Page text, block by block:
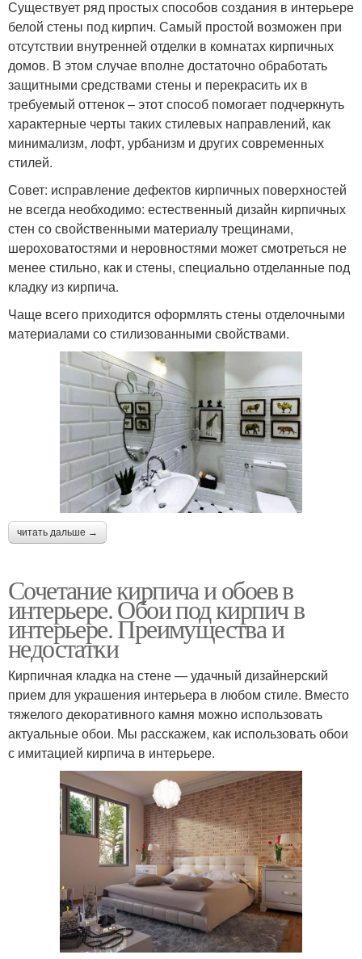
Существует ряд простых способов создания в интерьере
белой стены под кирпич. Самый простой возможен при
отсутствии внутренней отделки в комнатах кирпичных
домов. В этом случае вполне достаточно обработать
защитными средствами стены и перекрасить их в
требуемый оттенок – этот способ помогает подчеркнуть
характерные черты таких стилевых направлений, как
минимализм, лофт, урбанизм и других современных
стилей.
Совет: исправление дефектов кирпичных поверхностей
не всегда необходимо: естественный дизайн кирпичных
стен со свойственными материалу трещинами,
шероховатостями и неровностями может смотреться не
менее стильно, как и стены, специально отделанные под
кладку из кирпича.
Чаще всего приходится оформлять стены отделочными
материалами со стилизованными свойствами.
читать дальше →
Сочетание кирпича и обоев в
интерьере. Обои под кирпич в
интерьере. Преимущества и
недостатки
Кирпичная кладка на стене — удачный дизайнерский
прием для украшения интерьера в любом стиле. Вместо
тяжелого декоративного камня можно использовать
актуальные обои. Мы расскажем, как использовать обои
с имитацией кирпича в интерьере.